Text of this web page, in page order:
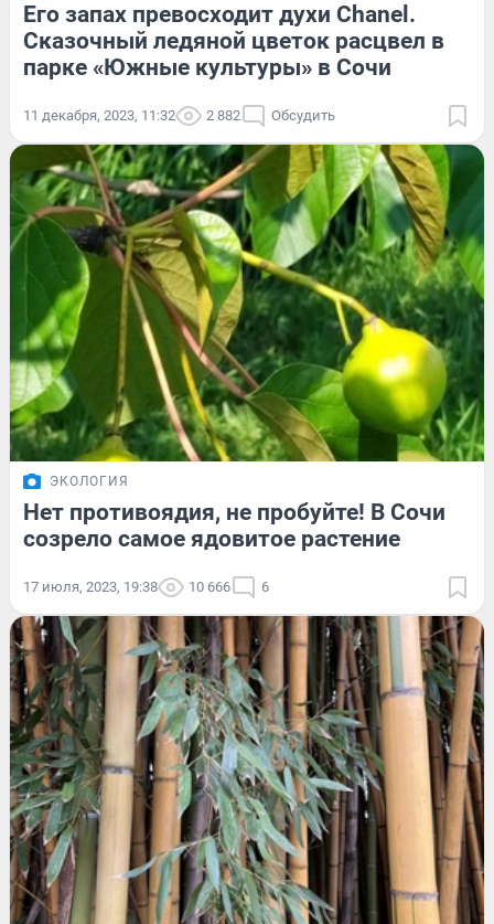
Его запах превосходит духи Chanel.
Сказочный ледяной цветок расцвел в
парке «Южные культуры» в Сочи
11 декабря, 2023, 11:32 2 882 Обсудить
ЭКОЛОГИЯ
Нет противоядия, не пробуйте! В Сочи
созрело самое ядовитое растение
17 июля, 2023, 19:38 10 666 6